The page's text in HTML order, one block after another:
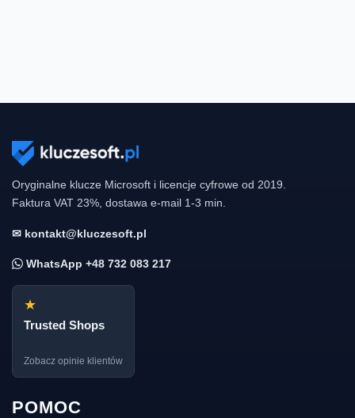
Oryginalne klucze Microsoft i licencje cyfrowe od 2019.
Faktura VAT 23%, dostawa e-mail 1-3 min.
✉ kontakt@kluczesoft.pl
WhatsApp +48 732 083 217
★
Trusted Shops
Zobacz opinie klientów
POMOC